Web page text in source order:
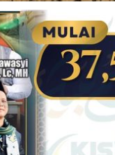
REDAKSI
FORM PENGADUAN